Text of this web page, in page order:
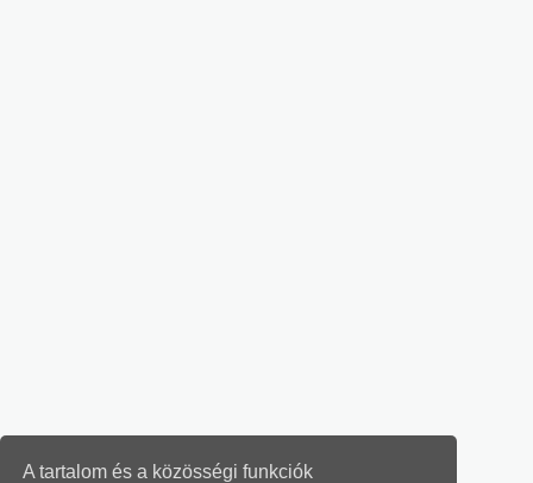
A tartalom és a közösségi funkciók